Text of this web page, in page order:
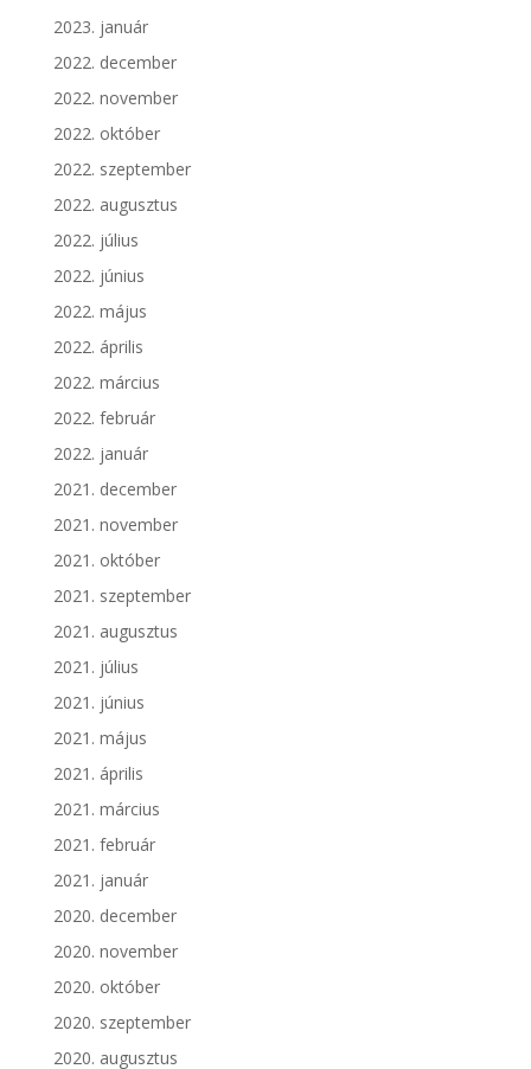
2023. január
2022. december
2022. november
2022. október
2022. szeptember
2022. augusztus
2022. július
2022. június
2022. május
2022. április
2022. március
2022. február
2022. január
2021. december
2021. november
2021. október
2021. szeptember
2021. augusztus
2021. július
2021. június
2021. május
2021. április
2021. március
2021. február
2021. január
2020. december
2020. november
2020. október
2020. szeptember
2020. augusztus